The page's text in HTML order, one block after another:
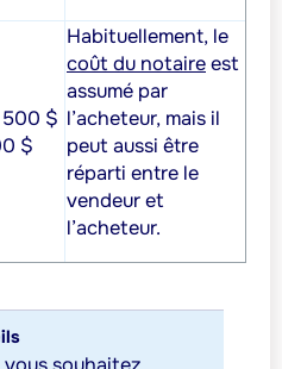
500 $
$
Habituellement, le
coût du notaireest
assumé par
l’acheteur, mais il
peut aussi être
réparti entre le
vendeur et
l’acheteur.